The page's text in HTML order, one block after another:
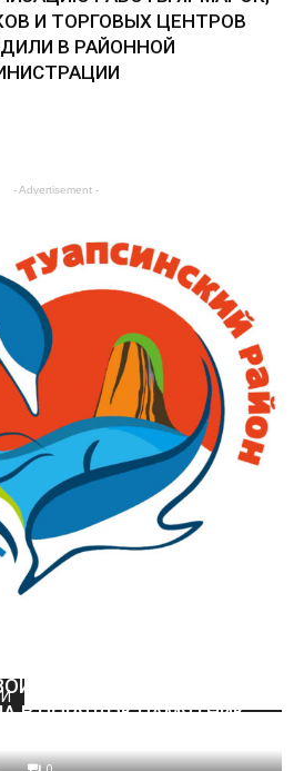
И ТОРГОВЫХ ЦЕНТРОВ
В РАЙОННОЙ
- Advertisement -
АКЦИИ МОЛОДЁЖЬ
В ПОРЯДОК ПАМЯТНИК
0